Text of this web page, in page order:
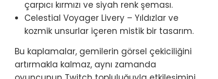
çarpıcı kırmızı ve siyah renk şeması.
Celestial Voyager Livery – Yıldızlar ve
kozmik unsurlar içeren mistik bir tasarım.
Bu kaplamalar, gemilerin görsel çekiciliğini
artırmakla kalmaz, aynı zamanda